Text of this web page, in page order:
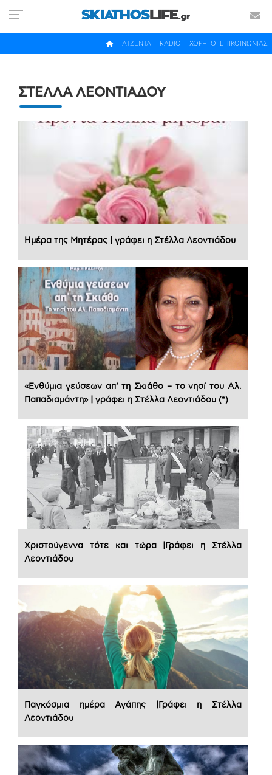
ΧΟΡΗΓΟΙ ΕΠΙΚΟΙΝΩΝΙΑΣ
RADIO
ΑΤΖΕΝΤΑ
ΣΤΕΛΛΑ ΛΕΟΝΤΙΑΔΟΥ
Ημέρα της Μητέρας | γράφει η Στέλλα Λεοντιάδου
«Ενθύμια γεύσεων απ’ τη Σκιάθο – το νησί του Αλ.
Παπαδιαμάντη» | γράφει η Στέλλα Λεοντιάδου (*)
Χριστούγεννα τότε και τώρα |Γράφει η Στέλλα
Λεοντιάδου
Παγκόσμια ημέρα Αγάπης |Γράφει η Στέλλα
Λεοντιάδου